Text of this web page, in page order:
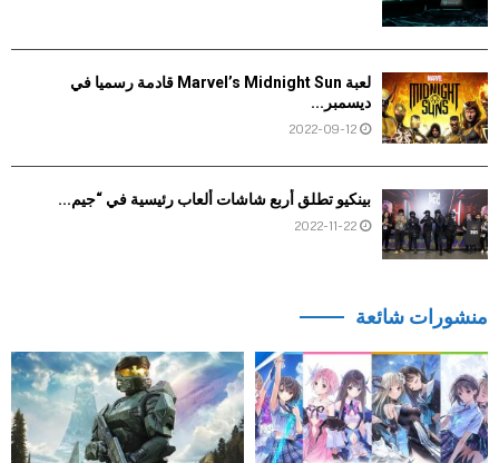
لعبة Marvel’s Midnight Sun قادمة رسميا في
ديسمبر...
2022-09-12
بينكيو تطلق أربع شاشات ألعاب رئيسية في “جيم...
2022-11-22
منشورات شائعة